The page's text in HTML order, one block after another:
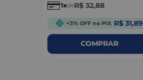
1 deR$ 32,88
+3% OFF no PIX R$ 31,89
COMPRAR